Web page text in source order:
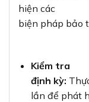
hiện các
biện pháp bảo
Kiểm tra
định kỳ:
lần để phát